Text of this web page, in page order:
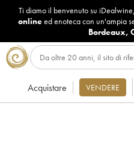
Ti diamo il benvenuto su
onlineed enoteca con un'ampia
Bordeaux,
Acquistare VENDERE